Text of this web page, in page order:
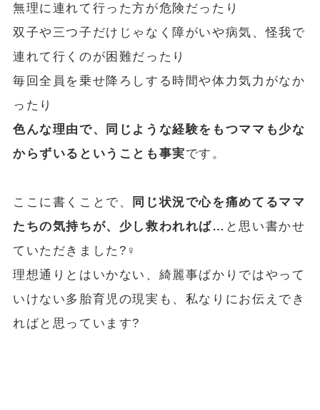
無理に連れて行った方が危険だったり
双子や三つ子だけじゃなく障がいや病気、怪我で
連れて行くのが困難だったり
毎回全員を乗せ降ろしする時間や体力気力がなか
ったり
色んな理由で、同じような経験をもつママも少な
からずいるということも事実です。
ここに書くことで、
同じ状況で心を痛めてるママ
たちの気持ちが、少し救われれば… と思い書かせ
ていただきました?‍♀️
理想通りとはいかない、綺麗事ばかりではやって
いけない多胎育児の現実も、私なりにお伝えでき
ればと思っています?